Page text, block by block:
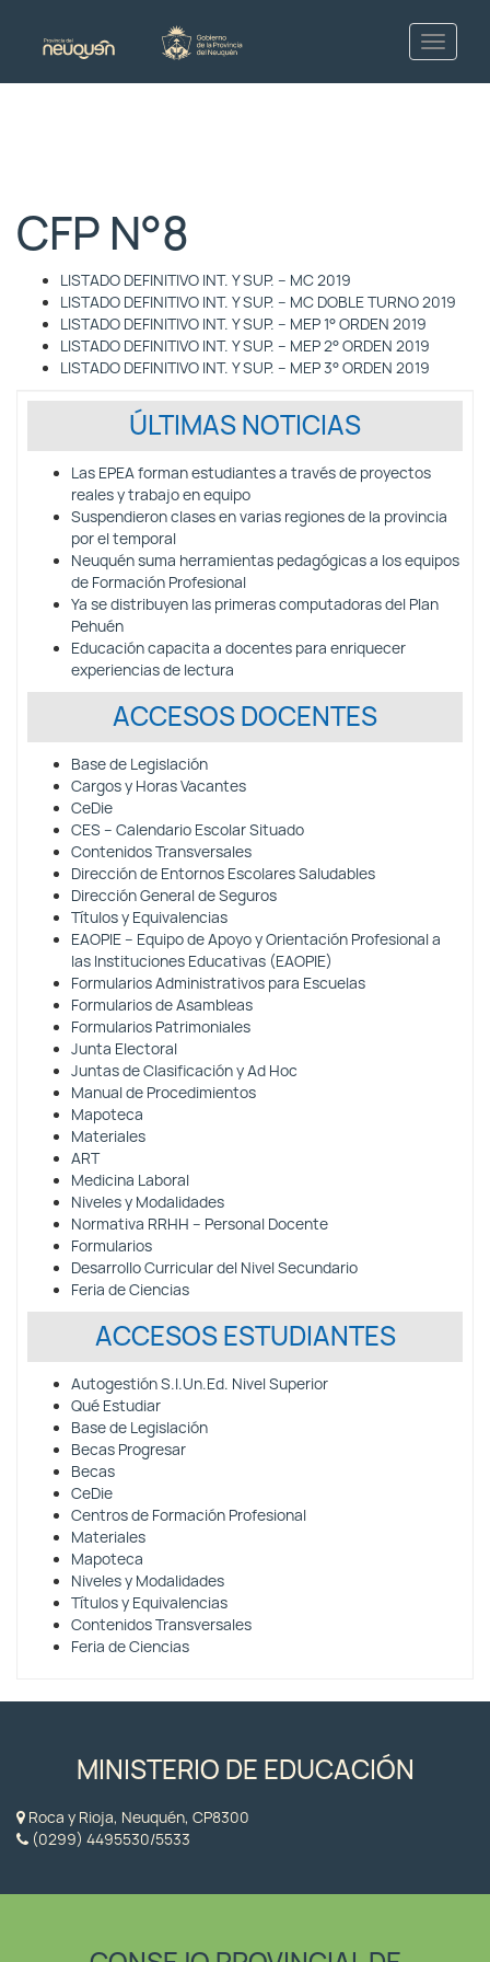
CFP N°8
LISTADO DEFINITIVO INT. Y SUP. – MC 2019
LISTADO DEFINITIVO INT. Y SUP. – MC DOBLE TURNO 2019
LISTADO DEFINITIVO INT. Y SUP. – MEP 1° ORDEN 2019
LISTADO DEFINITIVO INT. Y SUP. – MEP 2° ORDEN 2019
LISTADO DEFINITIVO INT. Y SUP. – MEP 3° ORDEN 2019
ÚLTIMAS NOTICIAS
Las EPEA forman estudiantes a través de proyectos
reales y trabajo en equipo
Suspendieron clases en varias regiones de la provincia
por el temporal
Neuquén suma herramientas pedagógicas a los equipos
de Formación Profesional
Ya se distribuyen las primeras computadoras del Plan
Pehuén
Educación capacita a docentes para enriquecer
experiencias de lectura
ACCESOS DOCENTES
Base de Legislación
Cargos y Horas Vacantes
CeDie
CES – Calendario Escolar Situado
Contenidos Transversales
Dirección de Entornos Escolares Saludables
Dirección General de Seguros
Títulos y Equivalencias
EAOPIE – Equipo de Apoyo y Orientación Profesional a
las Instituciones Educativas (EAOPIE)
Formularios Administrativos para Escuelas
Formularios de Asambleas
Formularios Patrimoniales
Junta Electoral
Juntas de Clasificación y Ad Hoc
Manual de Procedimientos
Mapoteca
Materiales
ART
Medicina Laboral
Niveles y Modalidades
Normativa RRHH – Personal Docente
Formularios
Desarrollo Curricular del Nivel Secundario
Feria de Ciencias
ACCESOS ESTUDIANTES
Autogestión S.I.Un.Ed. Nivel Superior
Qué Estudiar
Base de Legislación
Becas Progresar
Becas
CeDie
Centros de Formación Profesional
Materiales
Mapoteca
Niveles y Modalidades
Títulos y Equivalencias
Contenidos Transversales
Feria de Ciencias
MINISTERIO DE EDUCACIÓN
Roca y Rioja, Neuquén, CP8300
(0299) 4495530/5533